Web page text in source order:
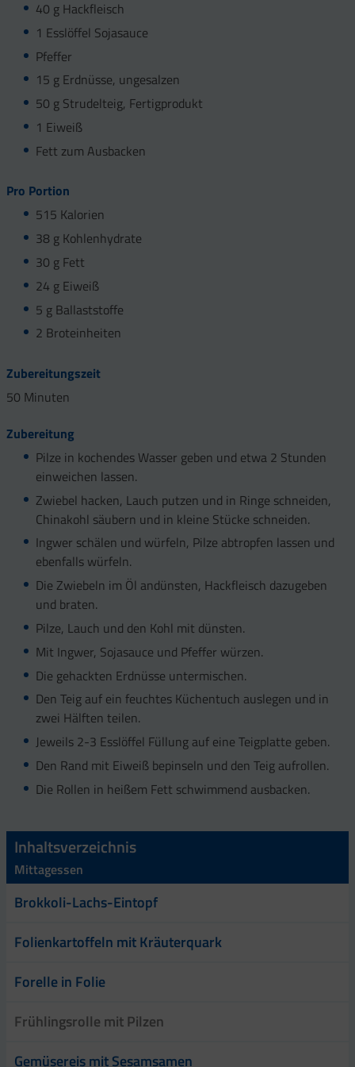
40 g Hackfleisch
1 Esslöffel Sojasauce
Pfeffer
15 g Erdnüsse, ungesalzen
50 g Strudelteig, Fertigprodukt
1 Eiweiß
Fett zum Ausbacken
Pro Portion
515 Kalorien
38 g Kohlenhydrate
30 g Fett
24 g Eiweiß
5 g Ballaststoffe
2 Broteinheiten
Zubereitungszeit
50 Minuten
Zubereitung
Pilze in kochendes Wasser geben und etwa 2 Stunden
einweichen lassen.
Zwiebel hacken, Lauch putzen und in Ringe schneiden,
Chinakohl säubern und in kleine Stücke schneiden.
Ingwer schälen und würfeln, Pilze abtropfen lassen und
ebenfalls würfeln.
Die Zwiebeln im Öl andünsten, Hackfleisch dazugeben
und braten.
Pilze, Lauch und den Kohl mit dünsten.
Mit Ingwer, Sojasauce und Pfeffer würzen.
Die gehackten Erdnüsse untermischen.
Den Teig auf ein feuchtes Küchentuch auslegen und in
zwei Hälften teilen.
Jeweils 2-3 Esslöffel Füllung auf eine Teigplatte geben.
Den Rand mit Eiweiß bepinseln und den Teig aufrollen.
Die Rollen in heißem Fett schwimmend ausbacken.
Inhaltsverzeichnis
Mittagessen
Brokkoli-Lachs-Eintopf
Folienkartoffeln mit Kräuterquark
Forelle in Folie
Frühlingsrolle mit Pilzen
Gemüsereis mit Sesamsamen